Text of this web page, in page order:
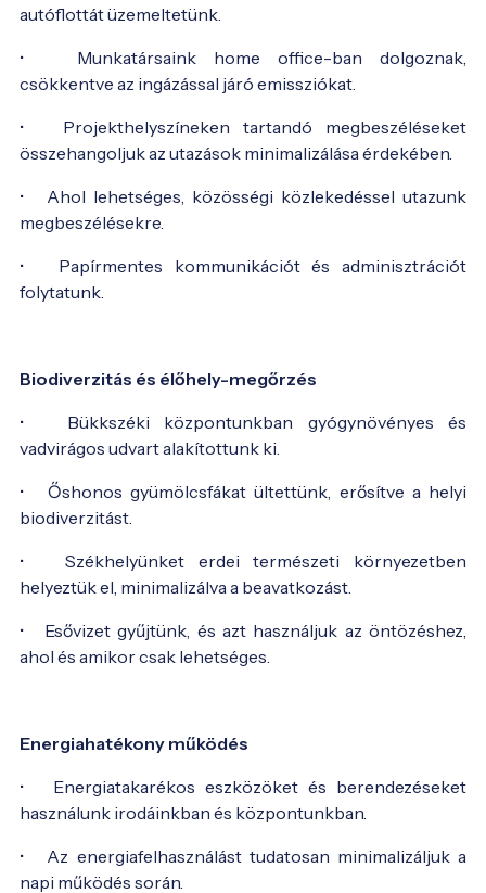
autóflottát üzemeltetünk.
• Munkatársaink home office-ban dolgoznak,
csökkentve az ingázással járó emissziókat.
• Projekthelyszíneken tartandó megbeszéléseket
összehangoljuk az utazások minimalizálása érdekében.
• Ahol lehetséges, közösségi közlekedéssel utazunk
megbeszélésekre.
• Papírmentes kommunikációt és adminisztrációt
folytatunk.
Biodiverzitás és élőhely-megőrzés
• Bükkszéki központunkban gyógynövényes és
vadvirágos udvart alakítottunk ki.
• Őshonos gyümölcsfákat ültettünk, erősítve a helyi
biodiverzitást.
• Székhelyünket erdei természeti környezetben
helyeztük el, minimalizálva a beavatkozást.
• Esővizet gyűjtünk, és azt használjuk az öntözéshez,
ahol és amikor csak lehetséges.
Energiahatékony működés
• Energiatakarékos eszközöket és berendezéseket
használunk irodáinkban és központunkban.
• Az energiafelhasználást tudatosan minimalizáljuk a
napi működés során.